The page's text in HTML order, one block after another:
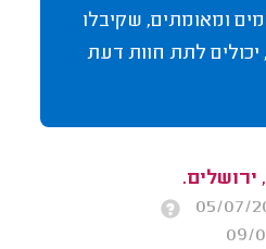
ומאומתים, שקיבלו
לתת חוות דעת
ירושלים.